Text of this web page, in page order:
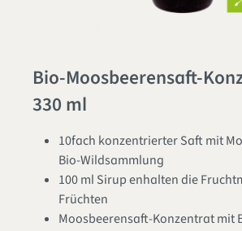
Bio-Moosbeerensaft-
330 ml
10fach konzentrierter Saft mit
Bio-Wildsammlung
100 ml Sirup enhalten die
Früchten
Moosbeerensaft-Konzentrat mit